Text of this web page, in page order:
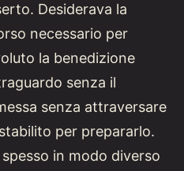
Desiderava la
necessario per
la benedizione
senza il
senza attraversare
per prepararlo.
in modo diverso